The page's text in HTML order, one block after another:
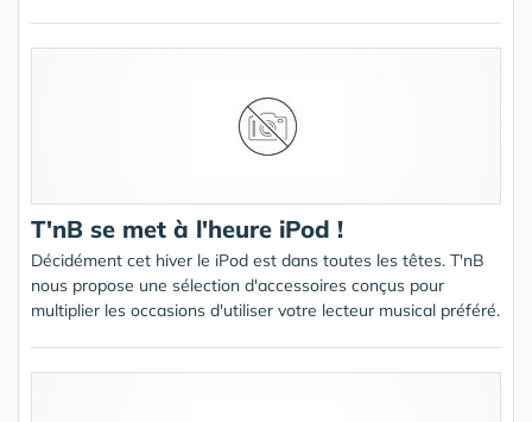
T'nB se met à l'heure iPod !
Décidément cet hiver le iPod est dans toutes les têtes. T'nB
nous propose une sélection d'accessoires conçus pour
multiplier les occasions d'utiliser votre lecteur musical préféré.